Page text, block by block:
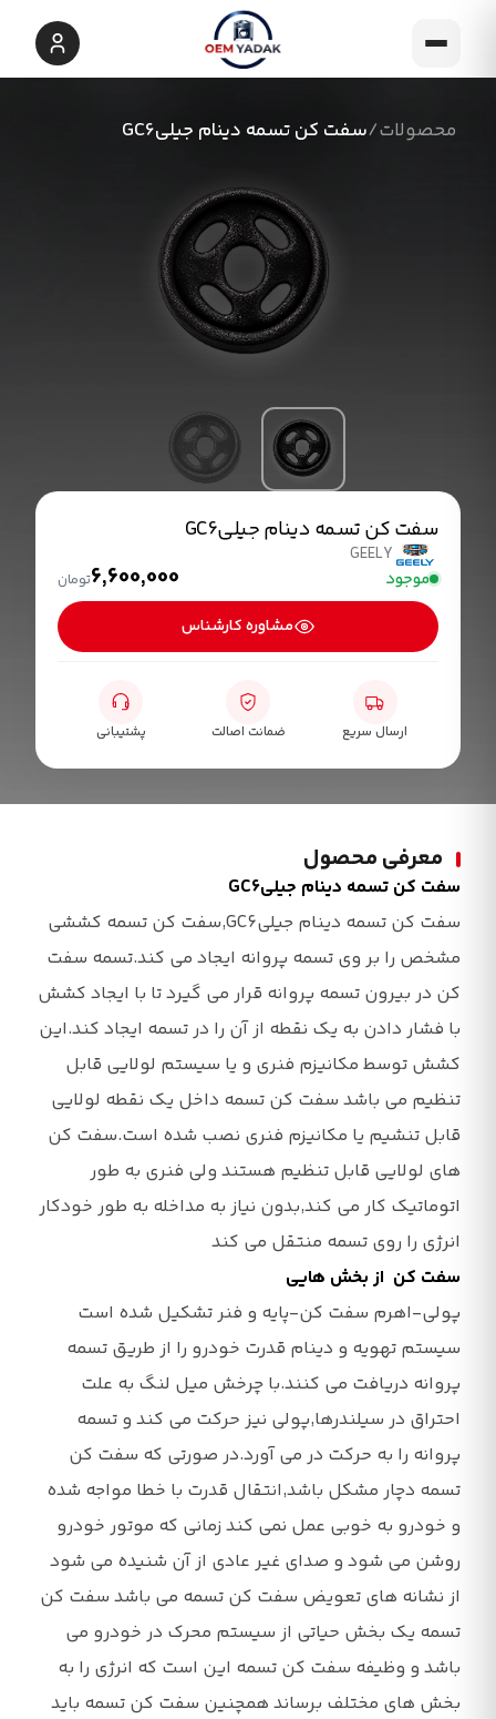
محصولات/سفت کن تسمه دینام جیلیGC6
سفت کن تسمه دینام جیلیGC6
GEELY
موجود 6,600,000تومان
مشاوره کارشناس
ارسال سریع ضمانت اصالت پشتیبانی
معرفی محصول
سفت کن تسمه دینام جیلیGC6
سفت کن تسمه دینام جیلیGC6,سفت کن تسمه کششی
مشخص را بر وی تسمه پروانه ایجاد می کند.تسمه سفت
کن در بیرون تسمه پروانه قرار می گیرد تا با ایجاد کشش
با فشار دادن به یک نقطه از آن را در تسمه ایجاد کند.این
کشش توسط مکانیزم فنری و یا سیستم لولایی قابل
تنظیم می باشد سفت کن تسمه داخل یک نقطه لولایی
قابل تنشیم یا مکانیزم فنری نصب شده است.سفت کن
های لولایی قابل تنظیم هستند ولی فنری به طور
اتوماتیک کار می کند,بدون نیاز به مداخله به طور خودکار
انرژی را روی تسمه منتقل می کند
سفت کن از بخش هایی
پولی-اهرم سفت کن-پایه و فنر تشکیل شده است
سیستم تهویه و دینام قدرت خودرو را از طریق تسمه
پروانه دریافت می کنند.با چرخش میل لنگ به علت
احتراق در سیلندرها,پولی نیز حرکت می کند و تسمه
پروانه را به حرکت در می آورد.در صورتی که سفت کن
تسمه دچار مشکل باشد,انتقال قدرت با خطا مواجه شده
و خودرو به خوبی عمل نمی کند زمانی که موتور خودرو
روشن می شود و صدای غیر عادی از آن شنیده می شود
از نشانه های تعویض سفت کن تسمه می باشد سفت کن
تسمه یک بخش حیاتی از سیستم محرک در خودرو می
باشد و وظیفه سفت کن تسمه این است که انرژی را به
بخش های مختلف برساند همچنین سفت کن تسمه باید